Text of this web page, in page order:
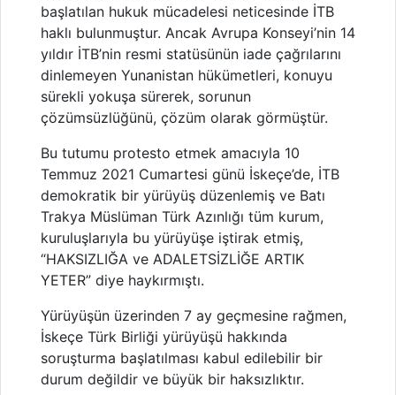
başlatılan hukuk mücadelesi neticesinde İTB
haklı bulunmuştur. Ancak Avrupa Konseyi’nin 14
yıldır İTB’nin resmi statüsünün iade çağrılarını
dinlemeyen Yunanistan hükümetleri, konuyu
sürekli yokuşa sürerek, sorunun
çözümsüzlüğünü, çözüm olarak görmüştür.
Bu tutumu protesto etmek amacıyla 10
Temmuz 2021 Cumartesi günü İskeçe’de, İTB
demokratik bir yürüyüş düzenlemiş ve Batı
Trakya Müslüman Türk Azınlığı tüm kurum,
kuruluşlarıyla bu yürüyüşe iştirak etmiş,
“HAKSIZLIĞA ve ADALETSİZLİĞE ARTIK
YETER” diye haykırmıştı.
Yürüyüşün üzerinden 7 ay geçmesine rağmen,
İskeçe Türk Birliği yürüyüşü hakkında
soruşturma başlatılması kabul edilebilir bir
durum değildir ve büyük bir haksızlıktır.